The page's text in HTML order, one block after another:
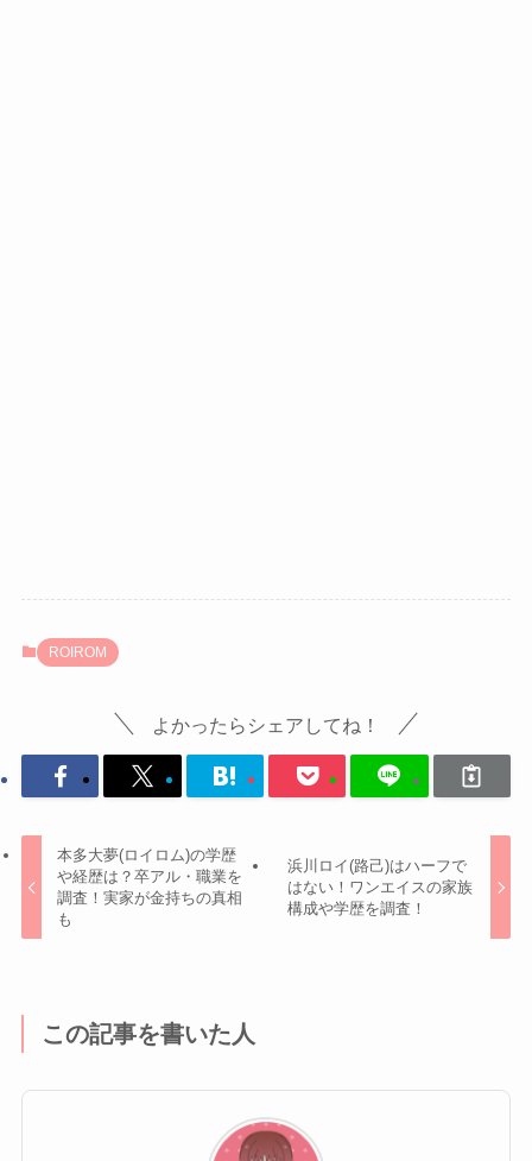
ROIROM
よかったらシェアしてね！
本多大夢(ロイロム)の学歴
や経歴は？卒アル・職業を
調査！実家が金持ちの真相
も
浜川ロイ(路己)はハーフで
はない！ワンエイスの家族
構成や学歴を調査！
この記事を書いた人